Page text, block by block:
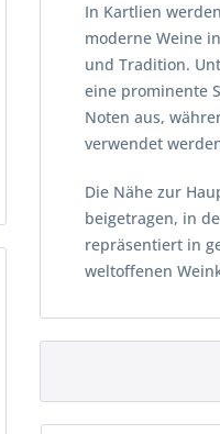
In Kartlien
moderne Weine
und Tradition.
eine prominente
Noten aus,
verwendet
Die Nähe zur
beigetragen, in
repräsentiert in
weltoffenen